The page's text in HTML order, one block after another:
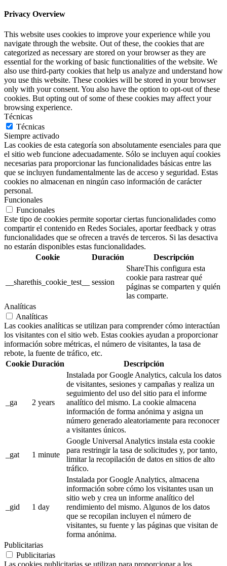
Privacy Overview
This website uses cookies to improve your experience while you
navigate through the website. Out of these, the cookies that are
categorized as necessary are stored on your browser as they are
essential for the working of basic functionalities of the website. We
also use third-party cookies that help us analyze and understand how
you use this website. These cookies will be stored in your browser
only with your consent. You also have the option to opt-out of these
cookies. But opting out of some of these cookies may affect your
browsing experience.
Técnicas
Técnicas
Siempre activado
Las cookies de esta categoría son absolutamente esenciales para que
el sitio web funcione adecuadamente. Sólo se incluyen aquí cookies
necesarias para proporcionar las funcionalidades básicas entre las
que se incluyen fundamentalmente las de acceso y seguridad. Estas
cookies no almacenan en ningún caso información de carácter
personal.
Funcionales
Funcionales
Este tipo de cookies permite soportar ciertas funcionalidades como
compartir el contenido en Redes Sociales, aportar feedback y otras
funcionalidades que se ofrecen a través de terceros. Si las desactiva
no estarán disponibles estas funcionalidades.
Cookie
Duración Descripción
__sharethis_cookie_test__ session
ShareThis configura esta
cookie para rastrear qué
páginas se comparten y quién
las comparte.
Analíticas
Analíticas
Las cookies analíticas se utilizan para comprender cómo interactúan
los visitantes con el sitio web. Estas cookies ayudan a proporcionar
información sobre métricas, el número de visitantes, la tasa de
rebote, la fuente de tráfico, etc.
Cookie Duración Descripción
_ga 2 years
Instalada por Google Analytics, calcula los datos
de visitantes, sesiones y campañas y realiza un
seguimiento del uso del sitio para el informe
analítico del mismo. La cookie almacena
información de forma anónima y asigna un
número generado aleatoriamente para reconocer
a visitantes únicos.
_gat 1 minute
Google Universal Analytics instala esta cookie
para restringir la tasa de solicitudes y, por tanto,
limitar la recopilación de datos en sitios de alto
tráfico.
_gid 1 day
Instalada por Google Analytics, almacena
información sobre cómo los visitantes usan un
sitio web y crea un informe analítico del
rendimiento del mismo. Algunos de los datos
que se recopilan incluyen el número de
visitantes, su fuente y las páginas que visitan de
forma anónima.
Publicitarias
Publicitarias
Las cookies publicitarias se utilizan para proporcionar a los